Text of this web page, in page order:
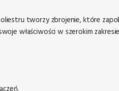
tworzy zbrojenie, które
właściwości w szerokim